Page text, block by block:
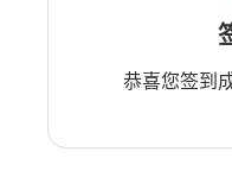
恭喜您签到